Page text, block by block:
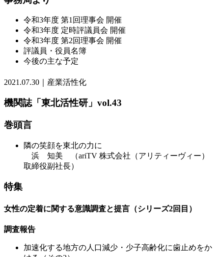
令和3年度 第1回理事会 開催
令和3年度 定時評議員会 開催
令和3年度 第2回理事会 開催
評議員・役員名簿
今後の主な予定
2021.07.30｜産業活性化
機関誌「東北活性研」vol.43
巻頭言
隣の笑顔を東北の力に
浜 知美 （ariTV 株式会社（アリティーヴィー）
取締役副社長）
特集
女性の定着に関する意識調査と提言（シリーズ2回目）
調査報告
加速化する地方の人口減少・少子高齢化に歯止めをか